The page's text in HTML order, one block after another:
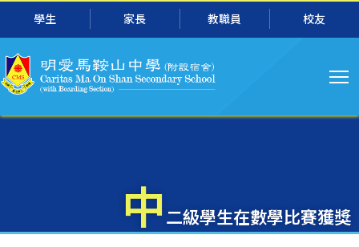
跳转到主要内容
學生 家長 教職員 校友
导
航
中 二級學生在數學比賽獲獎